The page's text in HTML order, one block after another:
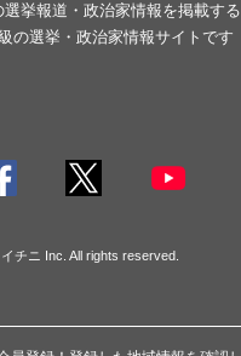
選挙報道・政治家情報を掲載する
の選挙・政治家情報サイトです
チニ Inc. All rights reserved.